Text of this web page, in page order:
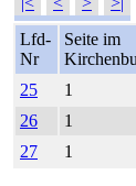
Lfd-
Nr
Seite im
25
1
26
1
27
1